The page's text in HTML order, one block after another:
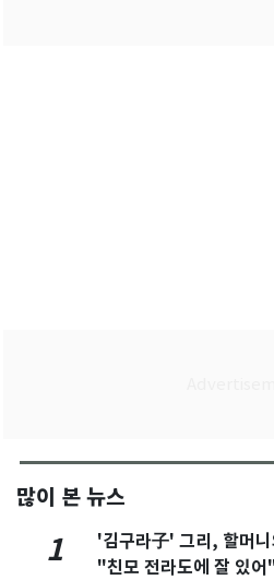
많이 본 뉴스
1
'김구라子' 그리, 할머니
"친모 전라도에 잘 있